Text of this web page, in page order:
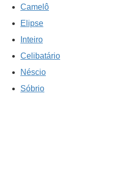
Camelô
Elipse
Inteiro
Celibatário
Néscio
Sóbrio